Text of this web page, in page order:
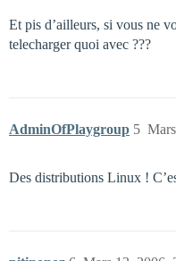
Et pis d’ailleurs, si vous ne
telecharger quoi avec ???
AdminOfPlaygroup 5
Des distributions Linux !